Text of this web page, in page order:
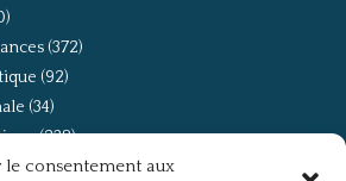
le consentement aux
(372)
(92)
(34)
(238)